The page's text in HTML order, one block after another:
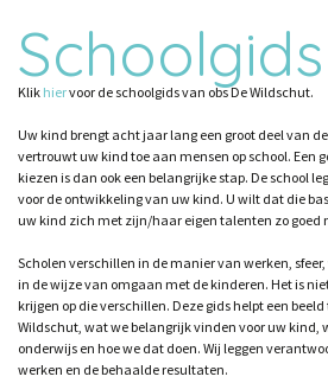
Schoolgids
Klik hiervoor de schoolgids van obs De Wildschut.
Uw kind brengt acht jaar lang een groot deel van
vertrouwt uw kind toe aan mensen op school. Een
kiezen is dan ook een belangrijke stap. De school
voor de ontwikkeling van uw kind. U wilt dat die
uw kind zich met zijn/haar eigen talenten zo goed
Scholen verschillen in de manier van werken,
in de wijze van omgaan met de kinderen. Het is
krijgen op die verschillen. Deze gids helpt een
Wildschut, wat we belangrijk vinden voor uw kind,
onderwijs en hoe we dat doen. Wij leggen
werken en de behaalde resultaten.